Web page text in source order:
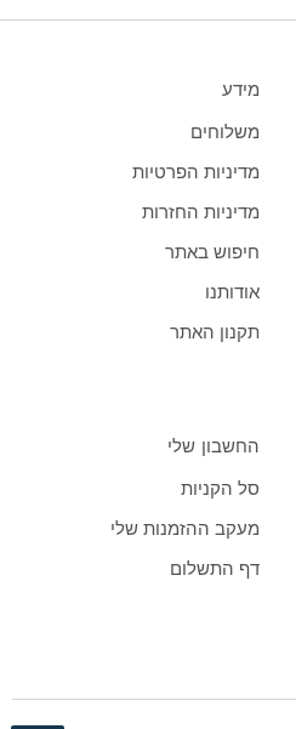
מידע
משלוחים
מדיניות הפרטיות
מדיניות החזרות
חיפוש באתר
אודותנו
תקנון האתר
החשבון שלי
סל הקניות
מעקב ההזמנות שלי
דף התשלום